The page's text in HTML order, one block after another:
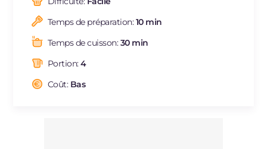
ES
BR
NL
Temps de préparation:10 min
Temps de cuisson:30 min
Portion:4
Coût: Bas